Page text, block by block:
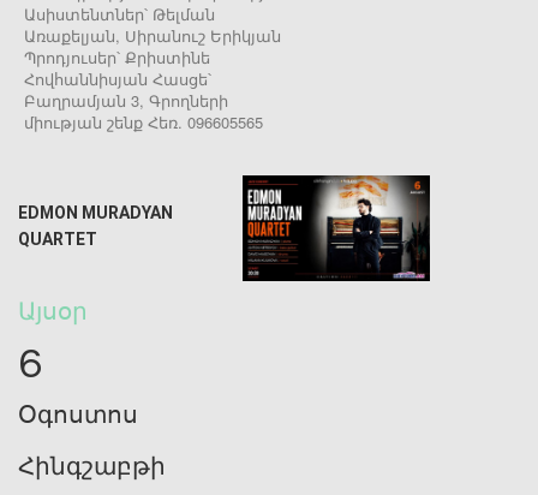
Ասիստենտներ՝ Թելման
Առաքելյան, Սիրանուշ Երիկյան
Պրոդյուսեր՝ Քրիստինե
Հովհաննիսյան Հասցե՝
Բաղրամյան 3, Գրողների
միության շենք Հեռ. 096605565
EDMON MURADYAN
QUARTET
Այսօր
6
Օգոստոս
Հինգշաբթի